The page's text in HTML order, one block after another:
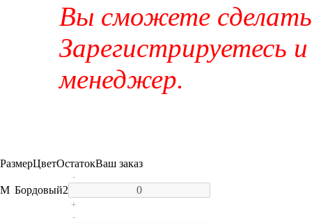
Вы сможете сделать
Зарегистрируетесь
менеджер.
РазмерЦветОстатокВаш заказ
M Бордовый2
-
+
-